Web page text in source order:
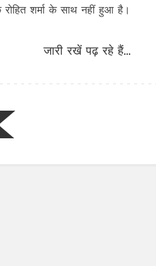
शर्मा के साथ नहीं हुआ है।
जारी रखें पढ़ रहे हैं...